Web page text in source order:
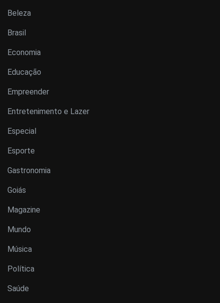
Beleza
Brasil
Economia
Educação
Empreender
Entretenimento e Lazer
Especial
Esporte
Gastronomia
Goiás
Magazine
Mundo
Música
Política
Saúde